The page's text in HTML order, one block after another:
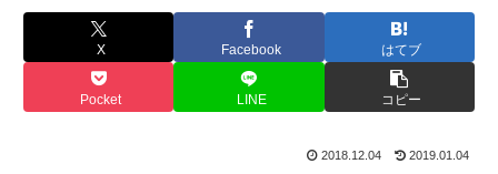
X Facebook はてブ
Pocket LINE コピー
2018.12.04 2019.01.04